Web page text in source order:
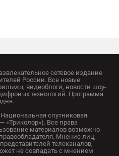
сетевое издание
России. Все новые
видеоблоги, новости шоу-
технологий. Программа
спутниковая
«Триколор»). Все права
материалов возможно
Мнение лиц,
телеканалов,
не совпадать с мнением